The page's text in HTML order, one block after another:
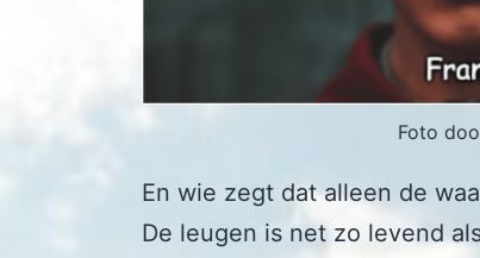
Foto
En wie zegt dat alleen de
De leugen is net zo levend